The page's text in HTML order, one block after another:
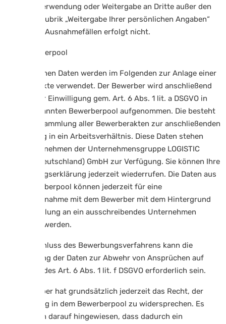
gehende Verwendung oder Weitergabe an Dritte außer den
unter der Rubrik „Weitergabe Ihrer persönlichen Angaben“
genannten Ausnahmefällen erfolgt nicht.
4.5 Bewerberpool
Die erhobenen Daten werden im Folgenden zur Anlage einer
Bewerberakte verwendet. Der Bewerber wird anschließend
nach seiner Einwilligung gem. Art. 6 Abs. 1 lit. a DSGVO in
den sogenannten Bewerberpool aufgenommen. Die besteht
aus einer Sammlung aller Bewerberakten zur anschließenden
Vermittlung in ein Arbeitsverhältnis. Diese Daten stehen
allen Unternehmen der Unternehmensgruppe LOGISTIC
PEOPLE (Deutschland) GmbH zur Verfügung. Sie können Ihre
Einwilligungserklärung jederzeit wiederrufen. Die Daten aus
dem Bewerberpool können jederzeit für eine
Kontaktaufnahme mit dem Bewerber mit dem Hintergrund
der Vermittlung an ein ausschreibendes Unternehmen
abgerufen werden.
Nach Abschluss des Bewerbungsverfahrens kann die
Verarbeitung der Daten zur Abwehr von Ansprüchen auf
Grundlage des Art. 6 Abs. 1 lit. f DSGVO erforderlich sein.
Der Bewerber hat grundsätzlich jederzeit das Recht, der
Speicherung in dem Bewerberpool zu widersprechen. Es
wird jedoch darauf hingewiesen, dass dadurch ein